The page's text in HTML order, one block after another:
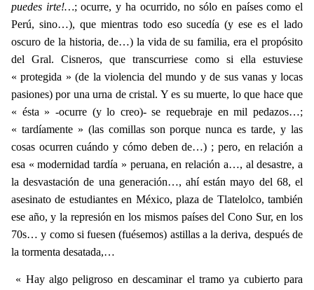
puedes irte!…; ocurre, y ha ocurrido, no sólo en países como el
Perú, sino…), que mientras todo eso sucedía (y ese es el lado
oscuro de la historia, de…) la vida de su familia, era el propósito
del Gral. Cisneros, que transcurriese como si ella estuviese
« protegida » (de la violencia del mundo y de sus vanas y locas
pasiones) por una urna de cristal. Y es su muerte, lo que hace que
« ésta » -ocurre (y lo creo)- se requebraje en mil pedazos…;
« tardíamente » (las comillas son porque nunca es tarde, y las
cosas ocurren cuándo y cómo deben de…) ; pero, en relación a
esa « modernidad tardía » peruana, en relación a…, al desastre, a
la desvastación de una generación…, ahí están mayo del 68, el
asesinato de estudiantes en México, plaza de Tlatelolco, también
ese año, y la represión en los mismos países del Cono Sur, en los
70s… y como si fuesen (fuésemos) astillas a la deriva, después de
la tormenta desatada,…
« Hay algo peligroso en descaminar el tramo ya cubierto para